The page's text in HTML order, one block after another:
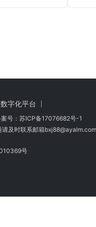
字化平台
号： 苏ICP备17076682号-1
请及时联系邮箱bxj88@ayalm.com
号